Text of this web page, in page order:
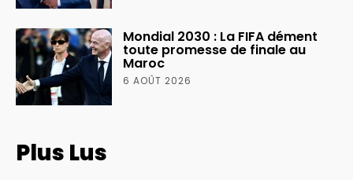
Mondial 2030 : La FIFA dément
toute promesse de finale au
Maroc
6 AOÛT 2026
Plus Lus